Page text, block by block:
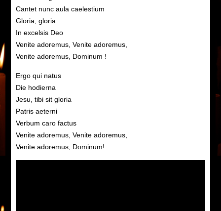
Cantet nunc aula caelestium
Gloria, gloria
In excelsis Deo
Venite adoremus, Venite adoremus,
Venite adoremus, Dominum !
Ergo qui natus
Die hodierna
Jesu, tibi sit gloria
Patris aeterni
Verbum caro factus
Venite adoremus, Venite adoremus,
Venite adoremus, Dominum!